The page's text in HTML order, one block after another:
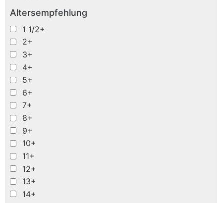
Altersempfehlung
1 1/2+
2+
3+
4+
5+
6+
7+
8+
9+
10+
11+
12+
13+
14+